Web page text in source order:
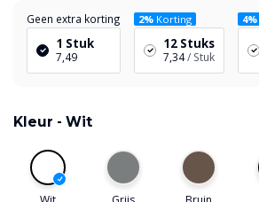
Geen extra korting
1 Stuk
7,49
2% Korting
12 Stuks
7,34/ Stuk
4%
Kleur - Wit